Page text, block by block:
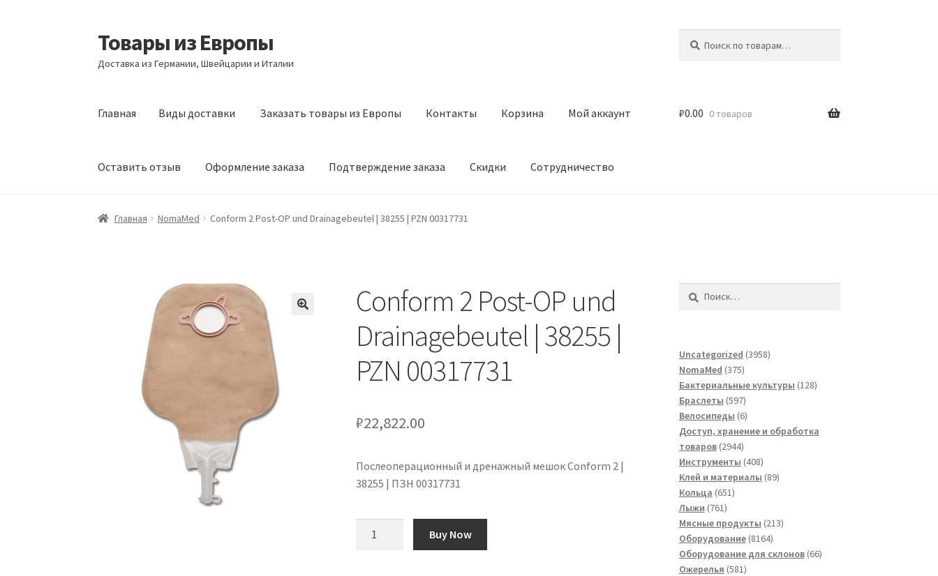
Перейти
к
навигации
Перейти
к
содержимому
Товары из Европы
Доставка из Германии, Швейцарии и Италии
Главная Виды доставки Заказать товары из Европы Контакты Корзина Мой аккаунт
Оставить отзыв Оформление заказа Подтверждение заказа Скидки Сотрудничество
Главная Виды доставки Заказать товары из Европы Контакты КорзинаМой аккаунт
₽0.00 0 товаров
Главная NomaMed Conform 2 Post-OP und Drainagebeutel | 38255 | PZN 00317731
Conform 2 Post-OP und
Drainagebeutel | 38255 |
PZN 00317731
₽22,822.00
Послеоперационный и дренажный мешок Conform 2 |
38255 | ПЗН 00317731
Buy Now
Uncategorized 39583958
NomaMed 375375
товаров
Бактериальные культуры 128128
Браслеты 597597
товаров
Велосипеды 66
товаров
Доступ, хранение и обработка
товаров 29442944
товара
Инструменты 408408
товаров
Клей и материалы 8989
Кольца 651651
Лыжи 761761
товар
Мясные продукты 213213
Оборудование 81648164
товара
Оборудование для склонов 6666
Ожерелья 581581